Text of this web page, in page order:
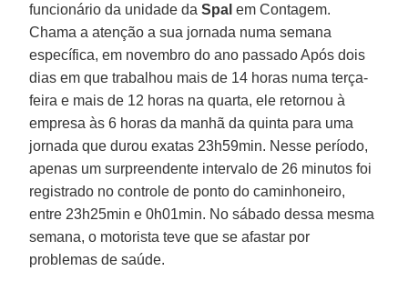
funcionário da unidade daSpal em Contagem.
Chama a atenção a sua jornada numa semana
específica, em novembro do ano passado Após dois
dias em que trabalhou mais de 14 horas numa terça-
feira e mais de 12 horas na quarta, ele retornou à
empresa às 6 horas da manhã da quinta para uma
jornada que durou exatas 23h59min. Nesse período,
apenas um surpreendente intervalo de 26 minutos foi
registrado no controle de ponto do caminhoneiro,
entre 23h25min e 0h01min. No sábado dessa mesma
semana, o motorista teve que se afastar por
problemas de saúde.